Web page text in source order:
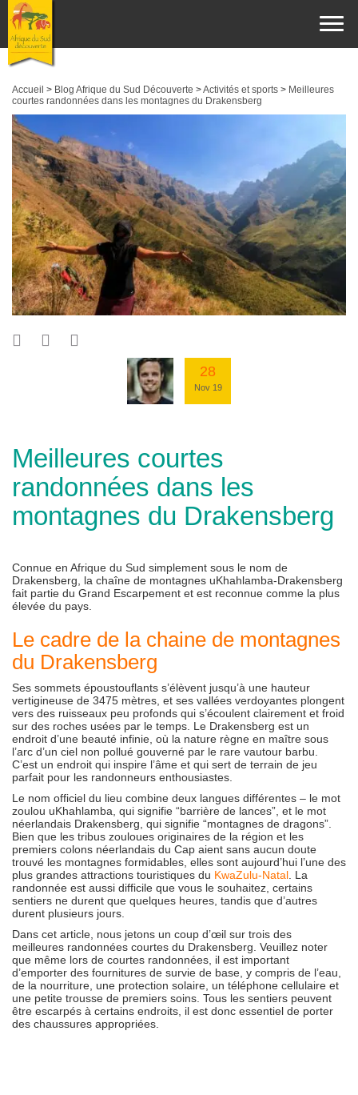
Accueil > Blog Afrique du Sud Découverte >Activités et sports > Meilleures
courtes randonnées dans les montagnes du Drakensberg
28
Nov 19
Meilleures courtes
randonnées dans les
montagnes du Drakensberg
Connue en Afrique du Sud simplement sous le nom de
Drakensberg, la chaîne de montagnes uKhahlamba-Drakensberg
fait partie du Grand Escarpement et est reconnue comme la plus
élevée du pays.
Le cadre de la chaine de montagnes
du Drakensberg
Ses sommets époustouflants s’élèvent jusqu’à une hauteur
vertigineuse de 3475 mètres, et ses vallées verdoyantes plongent
vers des ruisseaux peu profonds qui s’écoulent clairement et froid
sur des roches usées par le temps. Le Drakensberg est un
endroit d’une beauté infinie, où la nature règne en maître sous
l’arc d’un ciel non pollué gouverné par le rare vautour barbu.
C’est un endroit qui inspire l’âme et qui sert de terrain de jeu
parfait pour les randonneurs enthousiastes.
Le nom officiel du lieu combine deux langues différentes – le mot
zoulou uKhahlamba, qui signifie “barrière de lances”, et le mot
néerlandais Drakensberg, qui signifie “montagnes de dragons”.
Bien que les tribus zouloues originaires de la région et les
premiers colons néerlandais du Cap aient sans aucun doute
trouvé les montagnes formidables, elles sont aujourd’hui l’une des
plus grandes attractions touristiques du KwaZulu-Natal . La
randonnée est aussi difficile que vous le souhaitez, certains
sentiers ne durent que quelques heures, tandis que d’autres
durent plusieurs jours.
Dans cet article, nous jetons un coup d’œil sur trois des
meilleures randonnées courtes du Drakensberg. Veuillez noter
que même lors de courtes randonnées, il est important
d’emporter des fournitures de survie de base, y compris de l’eau,
de la nourriture, une protection solaire, un téléphone cellulaire et
une petite trousse de premiers soins. Tous les sentiers peuvent
être escarpés à certains endroits, il est donc essentiel de porter
des chaussures appropriées.